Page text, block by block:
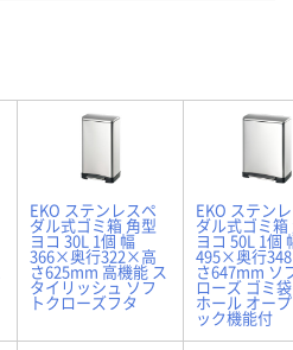
EKO ステンレスペ
ダル式ゴミ箱 角型
ヨコ 30L 1個 幅
366×奥行322×高
さ625mm 高機能 ス
タイリッシュ ソフ
トクローズフタ
EKO ステン
ダル式ゴミ箱
ヨコ 50L 1個
495×奥行
さ647mm ソ
ローズ ゴミ
ホール オー
ック機能付